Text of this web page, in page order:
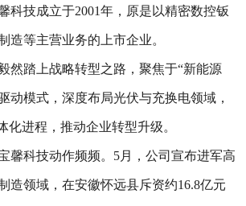
科技成立于2001年，原是以精密数控钣
造等主营业务的上市企业。
然踏上战略转型之路，聚焦于“新能源
动模式，深度布局光伏与充换电领域，
化进程，推动企业转型升级。
馨科技动作频频。5月，公司宣布进军高
造领域，在安徽怀远县斥资约16.8亿元